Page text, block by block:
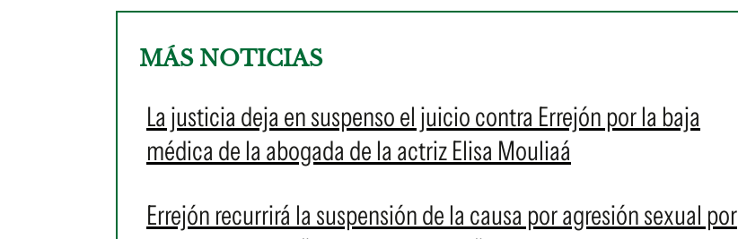
MÁS NOTICIAS
La justicia deja en suspenso el juicio contra Errejón por la baja
médica de la abogada de la actriz Elisa Mouliaá
Errejón recurrirá la suspensión de la causa por agresión sexual por